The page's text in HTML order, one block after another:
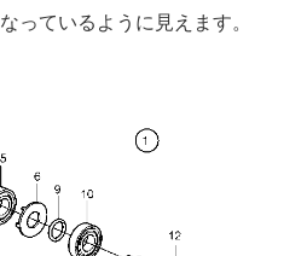
っているように見えます。